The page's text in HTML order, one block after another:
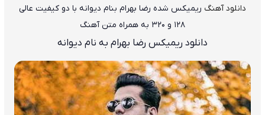
دانلود آهنگ ریمیکس شده رضا بهرام بنام دیوانه با دو کیفیت عالی
۱۲۸ و ۳۲۰ به همراه متن آهنگ
دانلود ریمیکس رضا بهرام به نام دیوانه